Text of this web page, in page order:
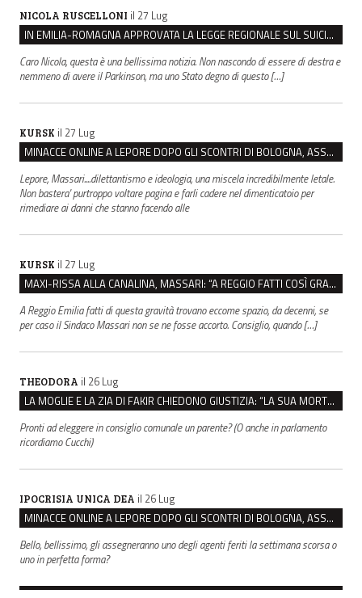
NICOLA RUSCELLONI il 27 Lug
IN EMILIA-ROMAGNA APPROVATA LA LEGGE REGIONALE SUL SUICIDIO MEDICALMENTE ASSISTITO
Caro Nicola, questa è una bellissima notizia. Non nascondo di essere di destra e
nemmeno di avere il Parkinson, ma uno Stato degno di questo […]
KURSK il 27 Lug
MINACCE ONLINE A LEPORE DOPO GLI SCONTRI DI BOLOGNA, ASSEGNATA LA SCORTA AL SINDACO
Lepore, Massari....dilettantismo e ideologia, una miscela incredibilmente letale.
Non bastera' purtroppo voltare pagina e farli cadere nel dimenticatoio per
rimediare ai danni che stanno facendo alle
KURSK il 27 Lug
MAXI-RISSA ALLA CANALINA, MASSARI: “A REGGIO FATTI COSÌ GRAVI NON DEVONO TROVARE SPAZIO”
A Reggio Emilia fatti di questa gravità trovano eccome spazio, da decenni, se
per caso il Sindaco Massari non se ne fosse accorto. Consiglio, quando […]
THEODORA il 26 Lug
LA MOGLIE E LA ZIA DI FAKIR CHIEDONO GIUSTIZIA: “LA SUA MORTE CRIMINE CONTRO L’UMANITÀ”
Pronti ad eleggere in consiglio comunale un parente? (O anche in parlamento
ricordiamo Cucchi)
IPOCRISIA UNICA DEA il 26 Lug
MINACCE ONLINE A LEPORE DOPO GLI SCONTRI DI BOLOGNA, ASSEGNATA LA SCORTA AL SINDACO
Bello, bellissimo, gli assegneranno uno degli agenti feriti la settimana scorsa o
uno in perfetta forma?